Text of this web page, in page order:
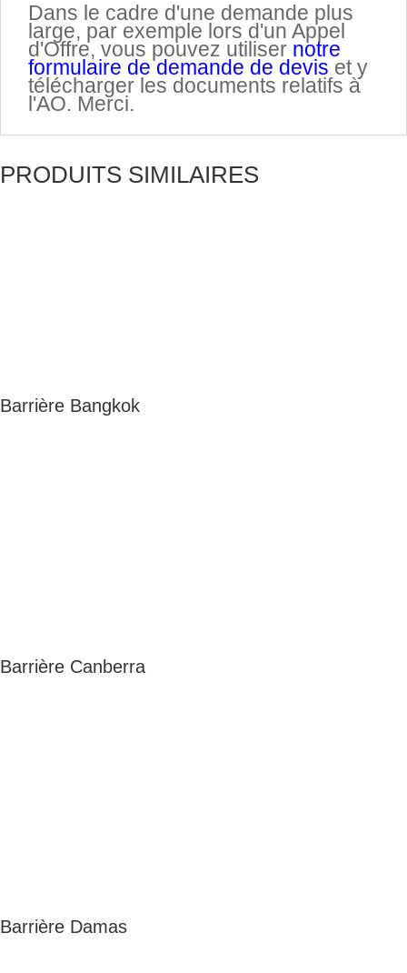
Dans le cadre d'une demande plus
large, par exemple lors d'un Appel
d'Offre, vous pouvez utiliser notre
formulaire de demande de devis et y
télécharger les documents relatifs à
l'AO. Merci.
PRODUITS SIMILAIRES
Barrière Bangkok
Barrière Canberra
Barrière Damas